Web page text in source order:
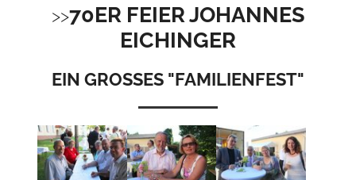
70ER FEIER JOHANNES
EICHINGER
EIN GROSSES "FAMILIENFEST"